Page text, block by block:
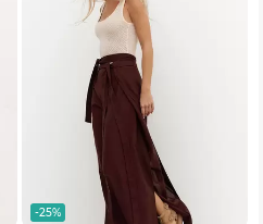
-25%